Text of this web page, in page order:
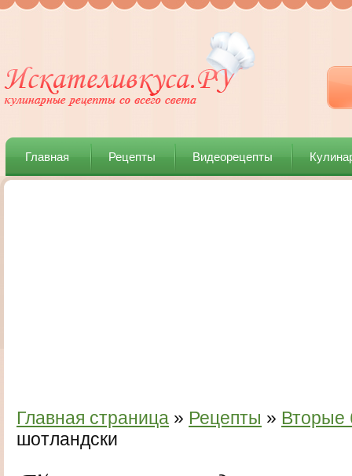
Главная Рецепты Видеорецепты
Главная страница » Рецепты » Вторые
шотландски